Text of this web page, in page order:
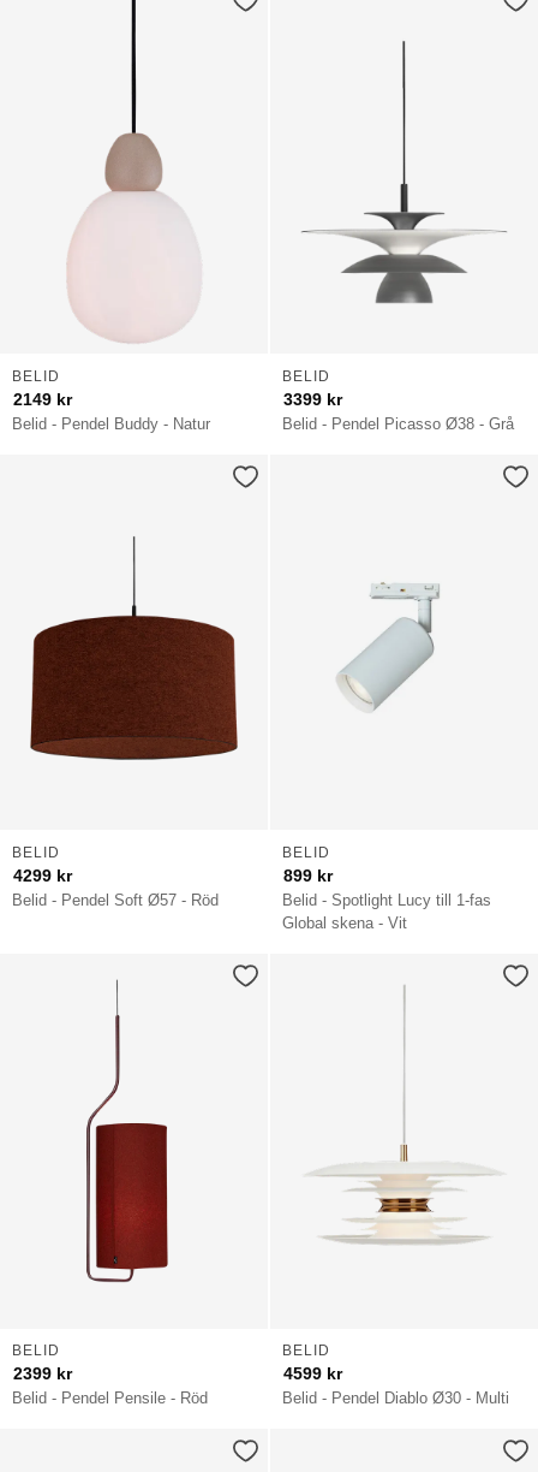
Belid - Pendel Buddy - Natur
BELID
2149 kr
Belid - Pendel Picasso Ø38 - Grå
BELID
3399 kr
Belid - Pendel Soft Ø57 - Röd
BELID
4299 kr
Belid - Spotlight Lucy till 1-fas
Global skena - Vit
BELID
899 kr
Belid - Pendel Pensile - Röd
BELID
2399 kr
Belid - Pendel Diablo Ø30 - Multi
BELID
4599 kr